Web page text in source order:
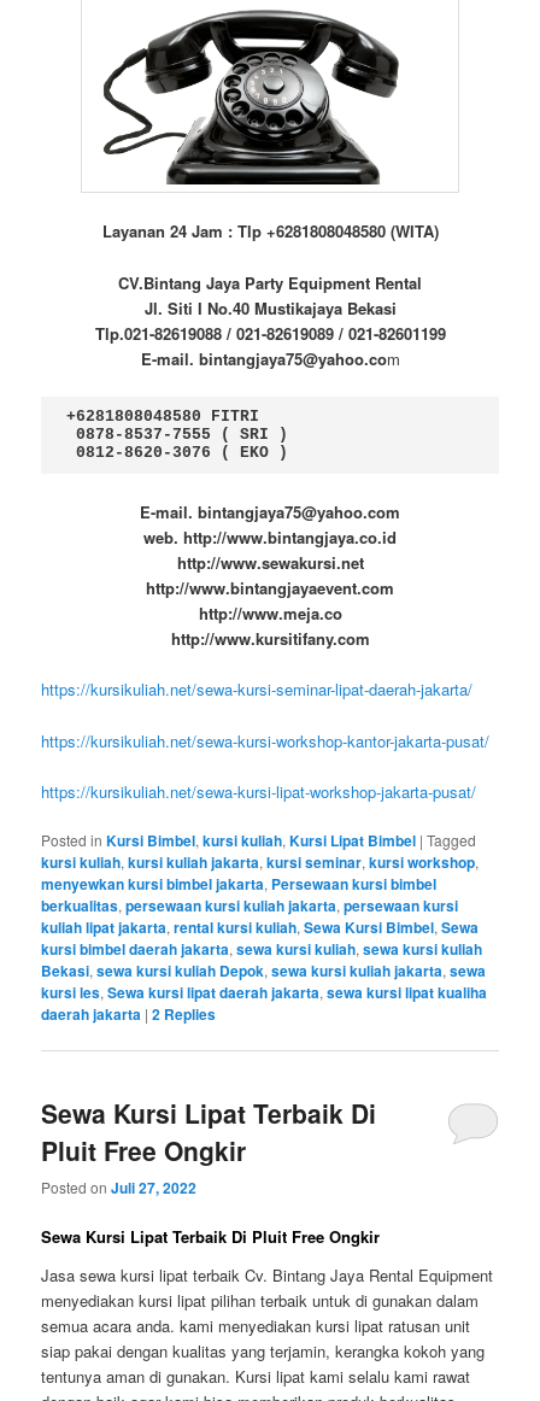
Layanan 24 Jam : Tlp +6281808048580 (WITA)
CV.Bintang Jaya Party Equipment Rental
Jl. Siti I No.40 Mustikajaya Bekasi
Tlp.021-82619088 / 021-82619089 / 021-82601199
E-mail. bintangjaya75@yahoo.com
+6281808048580 FITRI
0878-8537-7555 ( SRI )
0812-8620-3076 ( EKO )
E-mail. bintangjaya75@yahoo.com
web. http://www.bintangjaya.co.id
http://www.sewakursi.net
http://www.bintangjayaevent.com
http://www.meja.co
http://www.kursitifany.com
https://kursikuliah.net/sewa-kursi-seminar-lipat-daerah-jakarta/
https://kursikuliah.net/sewa-kursi-workshop-kantor-jakarta-pusat/
https://kursikuliah.net/sewa-kursi-lipat-workshop-jakarta-pusat/
Posted in Kursi Bimbel,kursi kuliah,Kursi Lipat Bimbel |Tagged
kursi kuliah,kursi kuliah jakarta,kursi seminar,kursi workshop,
menyewkan kursi bimbel jakarta, Persewaan kursi bimbel
berkualitas,persewaan kursi kuliah jakarta,persewaan kursi
kuliah lipat jakarta,rental kursi kuliah,Sewa Kursi Bimbel,Sewa
kursi bimbel daerah jakarta,sewa kursi kuliah,sewa kursi kuliah
Bekasi,sewa kursi kuliah Depok,sewa kursi kuliah jakarta,sewa
kursi les,Sewa kursi lipat daerah jakarta,sewa kursi lipat kualiha
daerah jakarta |2 Replies
Sewa Kursi Lipat Terbaik Di
Pluit Free Ongkir
Posted onJuli 27, 2022
Sewa Kursi Lipat Terbaik Di Pluit Free Ongkir
Jasa sewa kursi lipat terbaik Cv. Bintang Jaya Rental Equipment
menyediakan kursi lipat pilihan terbaik untuk di gunakan dalam
semua acara anda. kami menyediakan kursi lipat ratusan unit
siap pakai dengan kualitas yang terjamin, kerangka kokoh yang
tentunya aman di gunakan. Kursi lipat kami selalu kami rawat